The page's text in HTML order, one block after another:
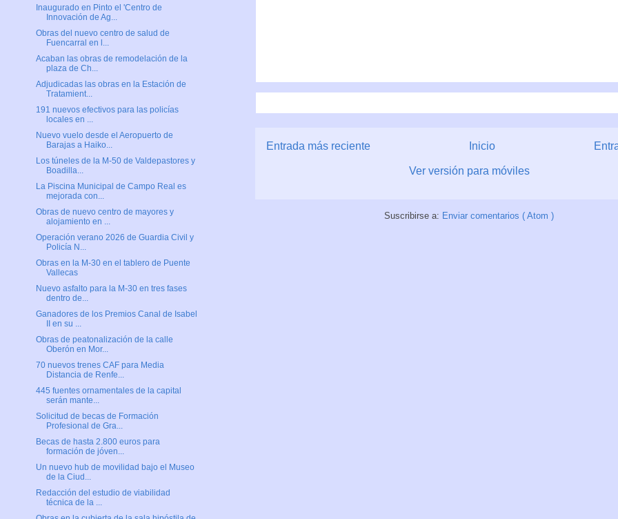
Entrada más reciente Inicio
Ver versión para móviles
Suscribirse a: Enviar comentarios ( Atom )
Inaugurado en Pinto el 'Centro de
Innovación de Ag...
Obras del nuevo centro de salud de
Fuencarral en l...
Acaban las obras de remodelación de la
plaza de Ch...
Adjudicadas las obras en la Estación de
Tratamient...
191 nuevos efectivos para las policías
locales en ...
Nuevo vuelo desde el Aeropuerto de
Barajas a Haiko...
Los túneles de la M-50 de Valdepastores y
Boadilla...
La Piscina Municipal de Campo Real es
mejorada con...
Obras de nuevo centro de mayores y
alojamiento en ...
Operación verano 2026 de Guardia Civil y
Policía N...
Obras en la M-30 en el tablero de Puente
Vallecas
Nuevo asfalto para la M-30 en tres fases
dentro de...
Ganadores de los Premios Canal de Isabel
II en su ...
Obras de peatonalización de la calle
Oberón en Mor...
70 nuevos trenes CAF para Media
Distancia de Renfe...
445 fuentes ornamentales de la capital
serán mante...
Solicitud de becas de Formación
Profesional de Gra...
Becas de hasta 2.800 euros para
formación de jóven...
Un nuevo hub de movilidad bajo el Museo
de la Ciud...
Redacción del estudio de viabilidad
técnica de la ...